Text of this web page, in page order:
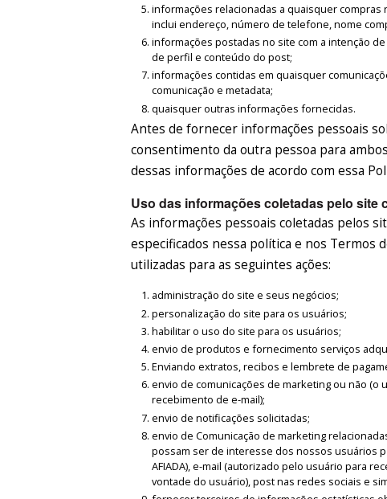
informações relacionadas a quaisquer
inclui endereço, número de telefone, nome
informações postadas no site com a intenção
de perfil e conteúdo do post;
informações contidas em quaisquer
comunicação e metadata;
quaisquer outras informações fornecidas.
Antes de fornecer informações pessoais
consentimento da outra pessoa para
dessas informações de acordo com essa
Uso das informações coletadas pelo site
As informações pessoais coletadas pelos
especificados nessa política e nos Termos
utilizadas para as seguintes ações:
administração do site e seus negócios;
personalização do site para os usuários;
habilitar o uso do site para os usuários;
envio de produtos e fornecimento serviços
Enviando extratos, recibos e lembrete de
envio de comunicações de marketing ou não (o
recebimento de e-mail);
envio de notificações solicitadas;
envio de Comunicação de marketing
possam ser de interesse dos nossos usuários
AFIADA), e-mail (autorizado pelo usuário para
vontade do usuário), post nas redes sociais e